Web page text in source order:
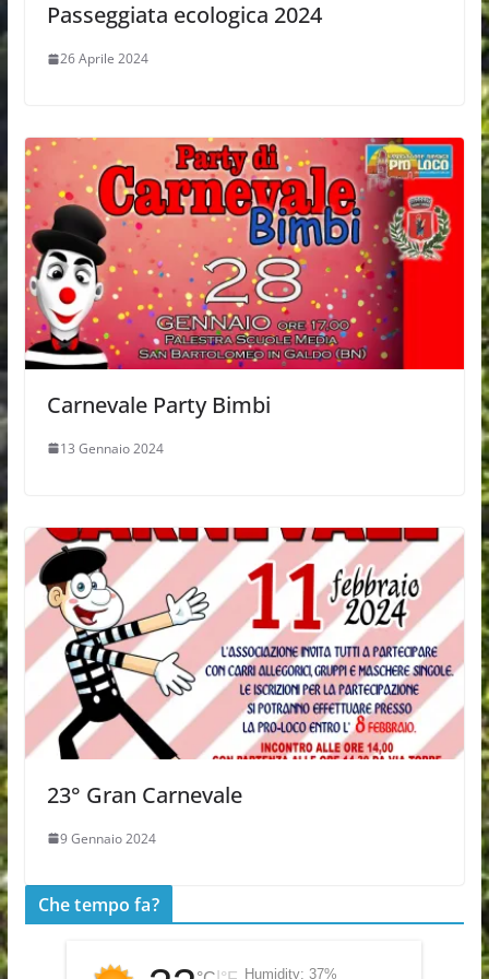
Passeggiata ecologica 2024
26 Aprile 2024
Carnevale Party Bimbi
13 Gennaio 2024
23° Gran Carnevale
9 Gennaio 2024
Che tempo fa?
Humidity: 37%